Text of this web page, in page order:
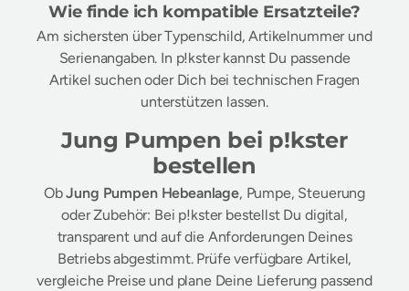
Wie finde ich kompatible Ersatzteile?
Am sichersten über Typenschild, Artikelnummer und
Serienangaben. In p!kster kannst Du passende
Artikel suchen oder Dich bei technischen Fragen
unterstützen lassen.
Jung Pumpen bei p!kster
bestellen
ObJung Pumpen Hebeanlage, Pumpe, Steuerung
oder Zubehör: Bei p!kster bestellst Du digital,
transparent und auf die Anforderungen Deines
Betriebs abgestimmt. Prüfe verfügbare Artikel,
vergleiche Preise und plane Deine Lieferung passend